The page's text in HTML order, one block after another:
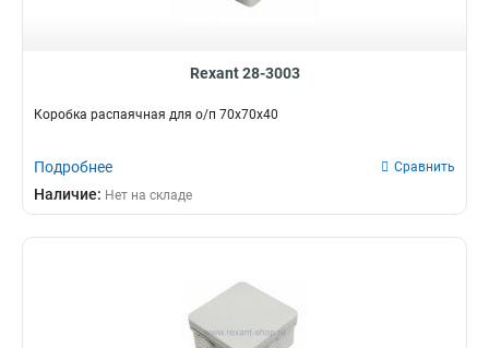
Rexant 28-3003
Коробка распаячная для о/п 70х70х40
Подробнее Сравнить
Наличие: Нет на складе